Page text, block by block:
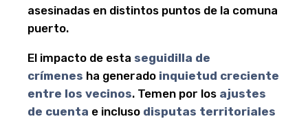
asesinadas en distintos puntos de la comuna
puerto.
El impacto de esta seguidilla de
crímenes ha generado inquietud creciente
entre los vecinos. Temen por los ajustes
de cuenta e incluso disputas territoriales